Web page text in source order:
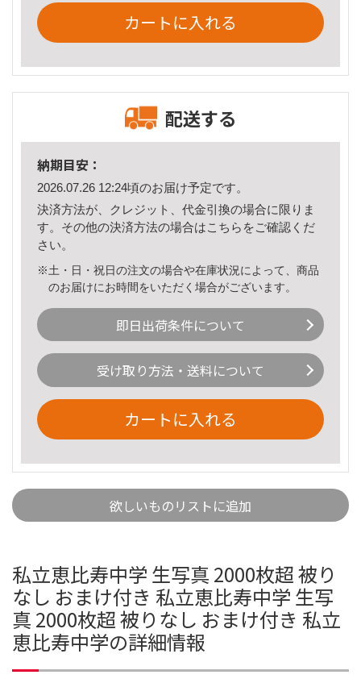
カートに入れる
配送する
納期目安：
2026.07.26 12:24頃のお届け予定です。
決済方法が、クレジット、代金引換の場合に限りま
す。その他の決済方法の場合はこちら をご確認くだ
さい。
※土・日・祝日の注文の場合や在庫状況によって、商品
のお届けにお時間をいただく場合がございます。
即日出荷条件について
受け取り方法・送料について
カートに入れる
欲しいものリストに追加
私立恵比寿中学 生写真 2000枚超 被り
なし おまけ付き 私立恵比寿中学 生写
真 2000枚超 被りなし おまけ付き 私立
恵比寿中学の詳細情報